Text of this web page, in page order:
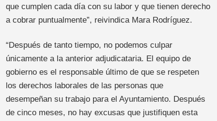
que cumplen cada día con su labor y que tienen derecho
a cobrar puntualmente”, reivindica Mara Rodríguez.
“Después de tanto tiempo, no podemos culpar
únicamente a la anterior adjudicataria. El equipo de
gobierno es el responsable último de que se respeten
los derechos laborales de las personas que
desempeñan su trabajo para el Ayuntamiento. Después
de cinco meses, no hay excusas que justifiquen esta